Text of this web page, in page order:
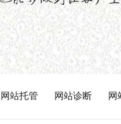
网站托管 网站诊断 网